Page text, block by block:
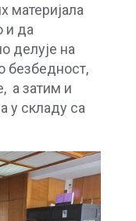
материјала
и да
делује на
безбедност,
а затим и
у складу са